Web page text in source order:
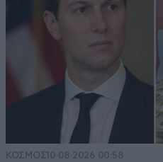
ΚΟΣΜΟΣ10·08·2026 00:58